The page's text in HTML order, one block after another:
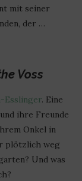
mit seiner
der …
Voss
Esslinger. Eine
ihre Freunde
Onkel in
plötzlich weg
Und was